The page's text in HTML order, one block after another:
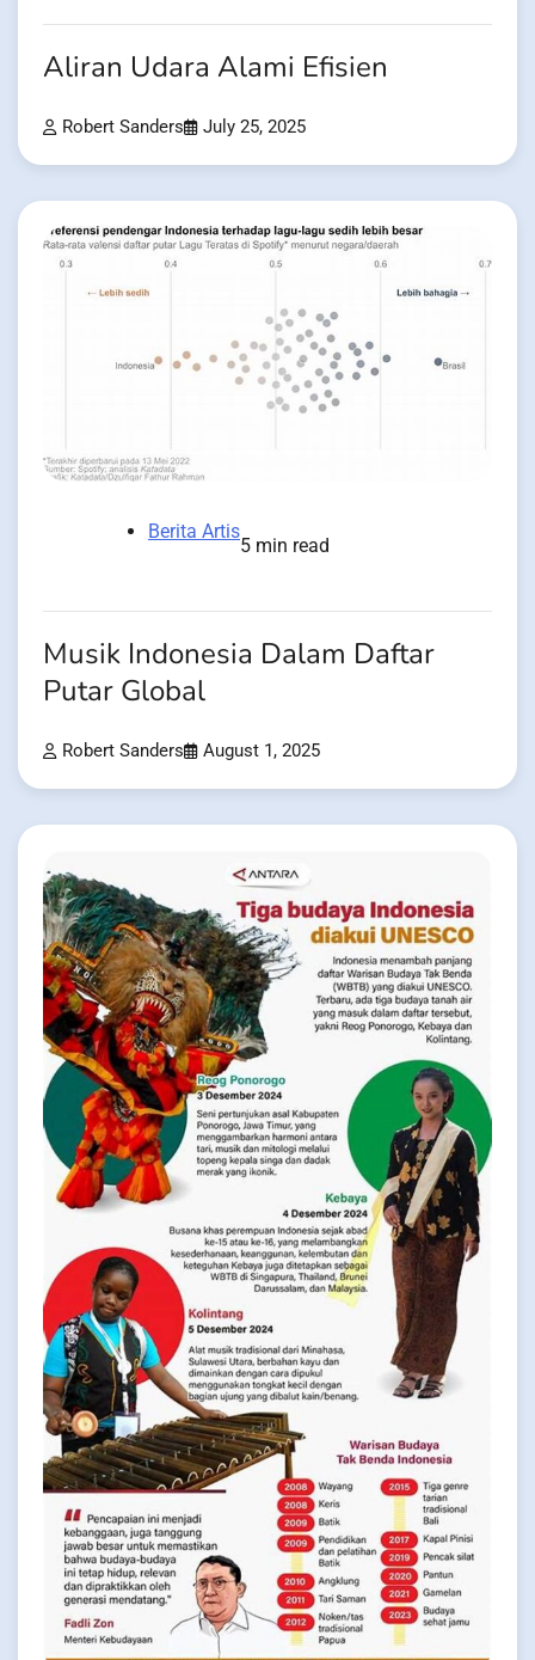
Aliran Udara Alami Efisien
Robert Sanders July 25, 2025
Berita Artis
5 min read
Musik Indonesia Dalam Daftar
Putar Global
Robert Sanders August 1, 2025